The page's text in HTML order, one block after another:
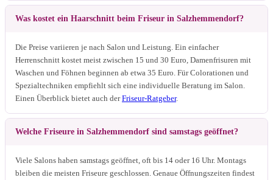
Was kostet ein Haarschnitt beim Friseur in Salzhemmendorf?
Die Preise variieren je nach Salon und Leistung. Ein einfacher
Herrenschnitt kostet meist zwischen 15 und 30 Euro, Damenfrisuren mit
Waschen und Föhnen beginnen ab etwa 35 Euro. Für Colorationen und
Spezialtechniken empfiehlt sich eine individuelle Beratung im Salon.
Einen Überblick bietet auch derFriseur-Ratgeber.
Welche Friseure in Salzhemmendorf sind samstags geöffnet?
Viele Salons haben samstags geöffnet, oft bis 14 oder 16 Uhr. Montags
bleiben die meisten Friseure geschlossen. Genaue Öffnungszeiten findest